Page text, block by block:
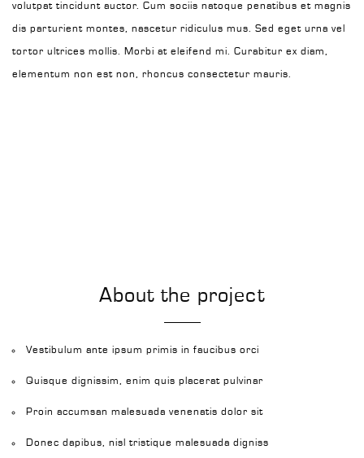
volutpat tincidunt auctor. Cum sociis natoque penatibus et magnis
dis parturient montes, nascetur ridiculus mus. Sed eget urna vel
tortor ultrices mollis. Morbi at eleifend mi. Curabitur ex diam,
elementum non est non, rhoncus consectetur mauris.
About the project
Vestibulum ante ipsum primis in faucibus orci
Quisque dignissim, enim quis placerat pulvinar
Proin accumsan malesuada venenatis dolor sit
Donec dapibus, nisl tristique malesuada digniss